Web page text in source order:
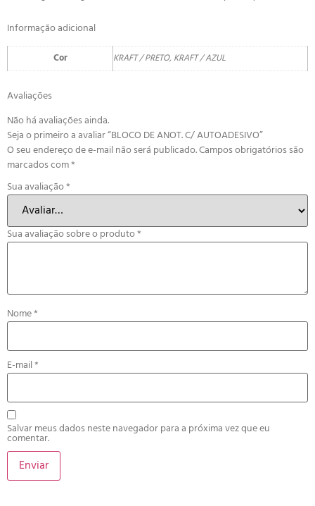
Informação adicional
Cor KRAFT / PRETO, KRAFT / AZUL
Avaliações
Não há avaliações ainda.
Seja o primeiro a avaliar “BLOCO DE ANOT. C/ AUTOADESIVO”
O seu endereço de e-mail não será publicado.Campos obrigatórios são
marcados com*
Sua avaliação*
Sua avaliação sobre o produto*
Nome*
E-mail*
Salvar meus dados neste navegador para a próxima vez que eu
comentar.